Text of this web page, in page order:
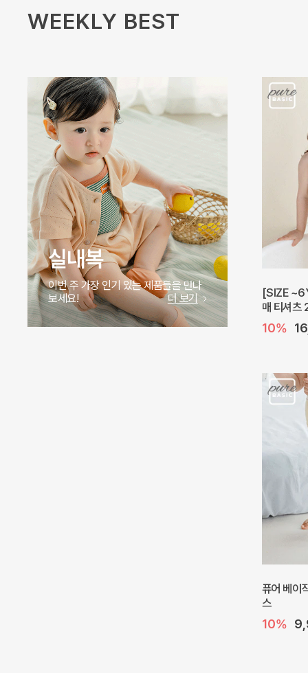
WEEKLY BEST
실내복
이번 주 가장 인기 있는 제품들을 만나
보세요!
더 보기
[SIZE
매 티셔츠
10%
퓨어 베이
스
10%